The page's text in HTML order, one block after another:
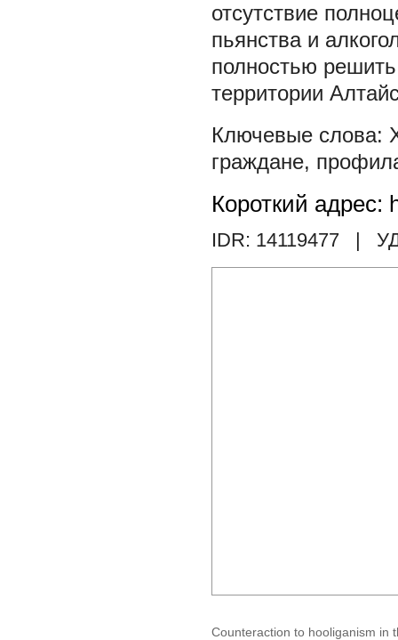
отсутствие
пьянства и
полностью
территории
граждане,
Короткий адрес:
IDR: 14119477 |
Counteraction to hooliganism in